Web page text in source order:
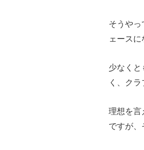
そうやっ
ェースに
少なくと
く、ク
理想を言
ですが、